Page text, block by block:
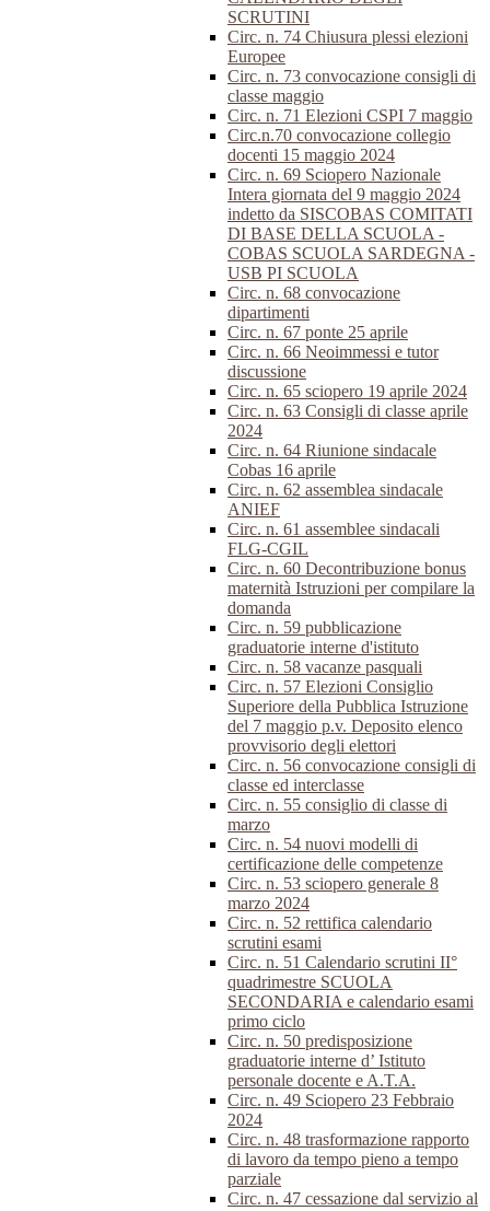
SCRUTINI
Circ. n. 74 Chiusura plessi elezioni
Europee
Circ. n. 73 convocazione consigli di
classe maggio
Circ. n. 71 Elezioni CSPI 7 maggio
Circ.n.70 convocazione collegio
docenti 15 maggio 2024
Circ. n. 69 Sciopero Nazionale
Intera giornata del 9 maggio 2024
indetto da SISCOBAS COMITATI
DI BASE DELLA SCUOLA -
COBAS SCUOLA SARDEGNA -
USB PI SCUOLA
Circ. n. 68 convocazione
dipartimenti
Circ. n. 67 ponte 25 aprile
Circ. n. 66 Neoimmessi e tutor
discussione
Circ. n. 65 sciopero 19 aprile 2024
Circ. n. 63 Consigli di classe aprile
2024
Circ. n. 64 Riunione sindacale
Cobas 16 aprile
Circ. n. 62 assemblea sindacale
ANIEF
Circ. n. 61 assemblee sindacali
FLG-CGIL
Circ. n. 60 Decontribuzione bonus
maternità Istruzioni per compilare la
domanda
Circ. n. 59 pubblicazione
graduatorie interne d'istituto
Circ. n. 58 vacanze pasquali
Circ. n. 57 Elezioni Consiglio
Superiore della Pubblica Istruzione
del 7 maggio p.v. Deposito elenco
provvisorio degli elettori
Circ. n. 56 convocazione consigli di
classe ed interclasse
Circ. n. 55 consiglio di classe di
marzo
Circ. n. 54 nuovi modelli di
certificazione delle competenze
Circ. n. 53 sciopero generale 8
marzo 2024
Circ. n. 52 rettifica calendario
scrutini esami
Circ. n. 51 Calendario scrutini II°
quadrimestre SCUOLA
SECONDARIA e calendario esami
primo ciclo
Circ. n. 50 predisposizione
graduatorie interne d’ Istituto
personale docente e A.T.A.
Circ. n. 49 Sciopero 23 Febbraio
2024
Circ. n. 48 trasformazione rapporto
di lavoro da tempo pieno a tempo
parziale
Circ. n. 47 cessazione dal servizio al